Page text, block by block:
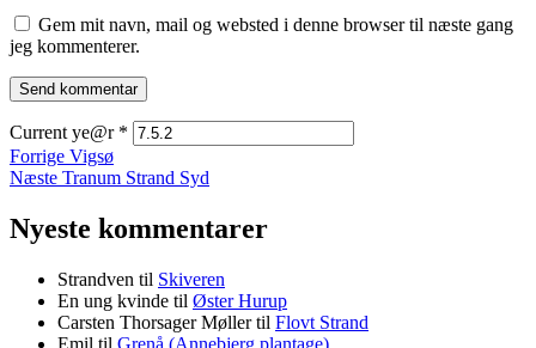
Gem mit navn, mail og websted i denne browser til næste gang
jeg kommenterer.
Current ye@r *
Indlægsnavigation
Forrige Forrige
indlæg:
Vigsø
Næste Næste
Tranum Strand Syd
Nyeste kommentarer
Strandven til Skiveren
En ung kvinde til Øster Hurup
Carsten Thorsager Møllertil Flovt Strand